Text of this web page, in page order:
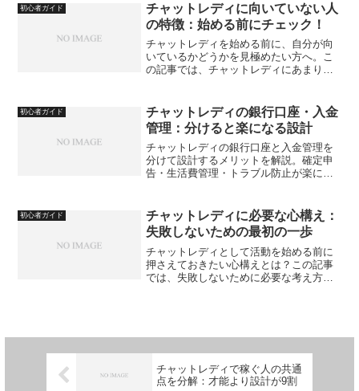
初心者ガイド
チャットレディに向いていない人
の特徴：始める前にチェック！
チャットレディを始める前に、自分が向
いているかどうかを見極めたい方へ。こ
の記事では、チャットレディにあまり向
ヒントをお伝えします。
初心者ガイド
チャットレディの銀行口座・入金
管理：分けると楽になる設計
チャットレディの銀行口座と入金管理を
分けて設計するメリットを解説。確定申
告・生活費管理・トラブル防止が楽にな
初心者ガイド
チャットレディに必要な心構え：
失敗しないための最初の一歩
チャットレディとして活動を始める前に
押さえておきたい心構えとは？この記事
では、失敗しないために必要な考え方
チャットレディで稼ぐ人の共通
点を分解：才能より設計が9割